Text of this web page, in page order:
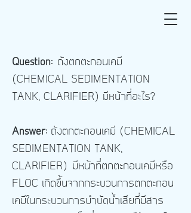
Question: ถังตกตะกอนเคมี
(CHEMICAL SEDIMENTATION
TANK, CLARIFIER) มีหน้าที่อะไร?
Answer: ถังตกตะกอนเคมี (CHEMICAL
SEDIMENTATION TANK,
CLARIFIER)
มีหน้าที่ตกตะกอนเคมีหรือ
FLOC เกิดขึ้นจากกระบวนการตกตะกอน
เคมีในกระบวนการบำบัดน้ำเสียที่มีสาร